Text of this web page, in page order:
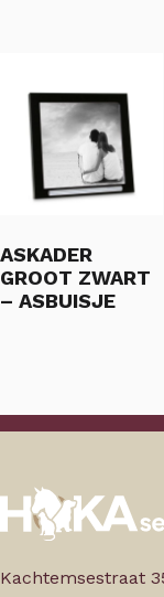
ASKADER
GROOT ZWART
– ASBUISJE
Kachtemsestraat